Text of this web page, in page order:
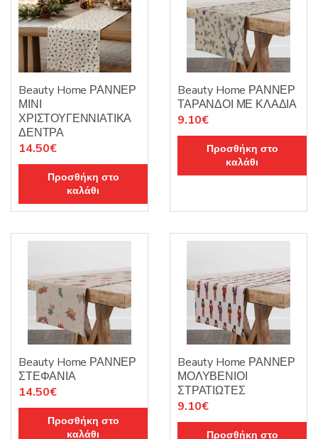
Beauty Home ΡΑΝΝΕΡ
ΜΙΝΙ
ΧΡΙΣΤΟΥΓΕΝΝΙΑΤΙΚΑ
ΔΕΝΤΡΑ
14.50€
Προσθήκη στο
καλάθι
Beauty Home ΡΑΝΝΕΡ
ΤΑΡΑΝΔΟΙ ΜΕ ΚΛΑΔΙΑ
9.10€
Προσθήκη στο
καλάθι
Beauty Home ΡΑΝΝΕΡ
ΣΤΕΦΑΝΙΑ
14.50€
Προσθήκη στο
καλάθι
Beauty Home ΡΑΝΝΕΡ
ΜΟΛΥΒΕΝΙΟΙ
ΣΤΡΑΤΙΩΤΕΣ
9.10€
Προσθήκη στο